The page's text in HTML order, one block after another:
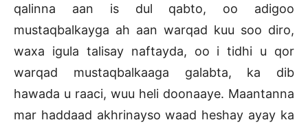
qalinna aan is dul qabto, oo adigoo
mustaqbalkayga ah aan warqad kuu soo diro,
waxa igula talisay naftayda, oo i tidhi u qor
warqad mustaqbalkaaga galabta, ka dib
hawada u raaci, wuu heli doonaaye. Maantanna
mar haddaad akhrinayso waad heshay ayay ka